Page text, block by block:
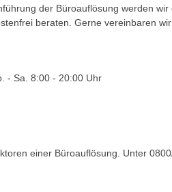
der Büroauflösung werden
beraten. Gerne vereinbaren
- Sa. 8:00 - 20:00 Uhr
einer Büroauflösung. Unter